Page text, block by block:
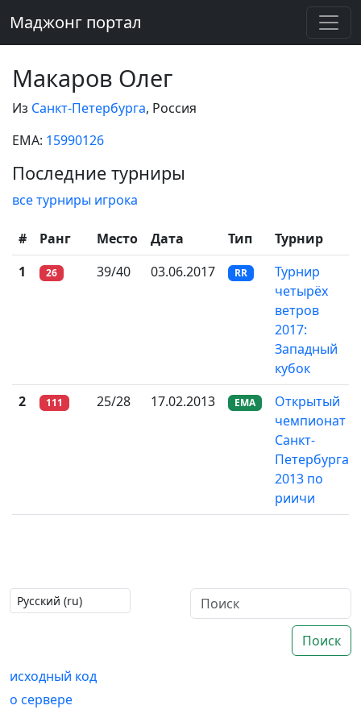
Маджонг портал
Макаров Олег
Из Санкт-Петербурга, Россия
EMA: 15990126
Последние турниры
все турниры игрока
# Ранг Место Дата Тип
Турнир
1
26 39/40 03.06.2017 RR
Турнир
четырёх
ветров
2017:
Западный
кубок
2
111 25/28 17.02.2013 EMA
Открытый
чемпионат
Санкт-
Петербурга
2013 по
риичи
Поиск
исходный код
о сервере